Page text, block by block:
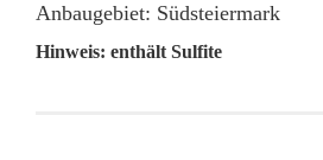
Anbaugebiet: Südsteiermark
Hinweis: enthält Sulfite